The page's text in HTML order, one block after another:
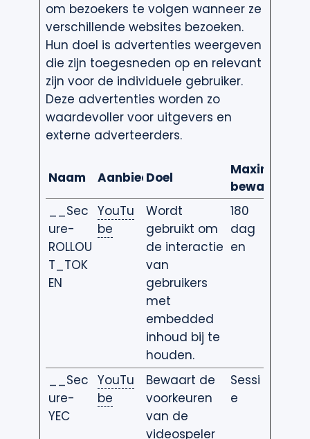
om bezoekers te volgen wanneer ze
verschillende websites bezoeken.
Hun doel is advertenties weergeven
die zijn toegesneden op en relevant
zijn voor de individuele gebruiker.
Deze advertenties worden zo
waardevoller voor uitgevers en
externe adverteerders.
Naam Aanbieder
Doel
Maximale
__Sec
ure-
ROLLOU
T_TOK
EN
YouTu
be
Wordt
gebruikt om
de interactie
van
gebruikers
met
embedded
inhoud bij te
houden.
180
dag
en
__Sec
ure-
YEC
YouTu
be
Bewaart de
voorkeuren
van de
videospeler
Sessi
e